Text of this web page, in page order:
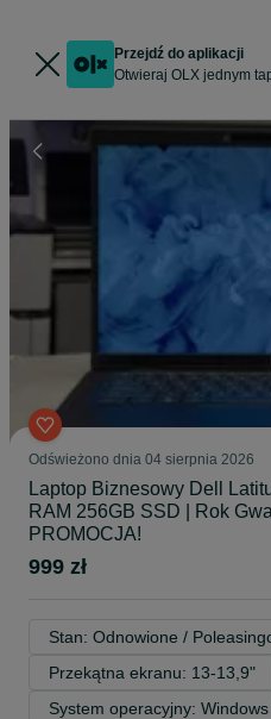
Przejdź do aplikacji
Otwieraj OLX jednym
Odświeżono dnia 04 sierpnia 2026
Laptop Biznesowy Dell
RAM 256GB SSD | Rok
PROMOCJA!
999 zł
Stan: Odnowione /
Przekątna ekranu: 13-13,9"
System operacyjny: Windows